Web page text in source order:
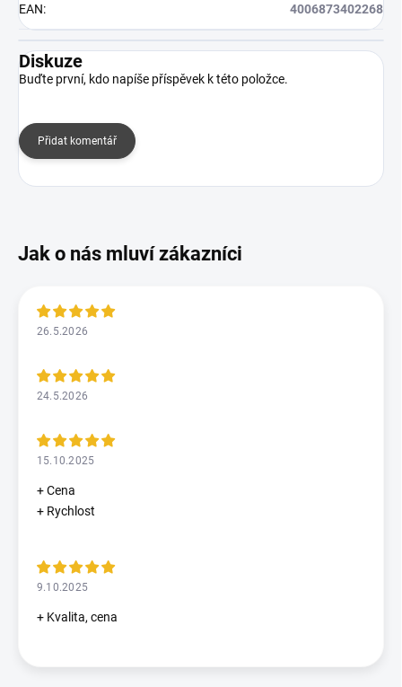
EAN: 4006873402268
Diskuze
Buďte první, kdo napíše příspěvek k této položce.
Přidat komentář
26.5.2026
24.5.2026
15.10.2025
+ Cena
+ Rychlost
9.10.2025
+ Kvalita, cena